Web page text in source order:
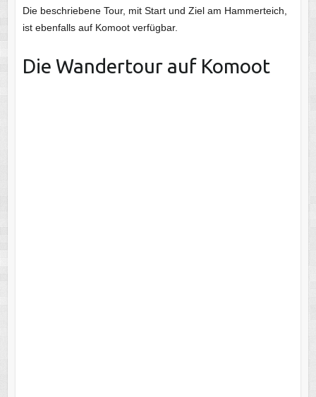
Die beschriebene Tour, mit Start und Ziel am Hammerteich,
ist ebenfalls auf Komoot verfügbar.
Die Wandertour auf Komoot